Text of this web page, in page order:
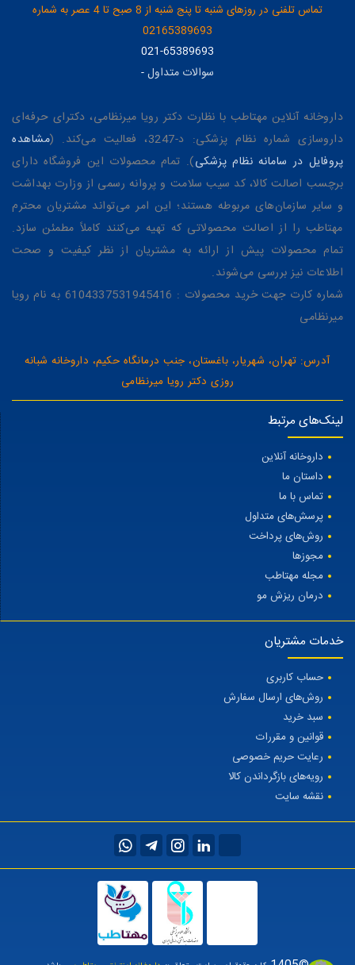
تماس تلفنی در روزهای شنبه تا پنج شنبه از 8 صبح تا 4 عصر به شماره
02165389693
021-65389693
سوالات متداول-
داروخانه آنلاین مهتاطب با نظارت دکتر رویا میرنظامی، دکترای حرفه‌ای
داروسازی شماره نظام پزشکی: د-3247، فعالیت می‌کند. (
مشاهده
پروفایل در سامانه نظام پزشکی). تمام محصولات این فروشگاه دارای
برچسب اصالت کالا، کد سیب سلامت و پروانه رسمی از وزارت بهداشت
و سایر سازمان‌های مربوطه هستند؛ این امر می‌تواند مشتریان محترم
مهتاطب را از اصالت محصولاتی که تهیه می‌کنند کاملاً مطمئن سازد.
تمام محصولات پیش از ارائه به مشتریان از نظر کیفیت و صحت
اطلاعات نیز بررسی می‌شوند.
شماره کارت جهت خرید محصولات : 6104337531945416 به نام رویا
میرنظامی
آدرس: تهران، شهریار، باغستان، جنب درمانگاه حکیم، داروخانه شبانه
روزی دکتر رویا میرنظامی
لینک‌های مرتبط
داروخانه آنلاین
داستان ما
تماس با ما
پرسش‌های متداول
روش‌های پرداخت
مجوزها
مجله مهتاطب
درمان ریزش مو
خدمات مشتریان
حساب کاربری
روش‌های ارسال سفارش
سبد خرید
قوانین و مقررات
رعایت حریم خصوصی
رویه‌های بازگرداندن کالا
نقشه سایت